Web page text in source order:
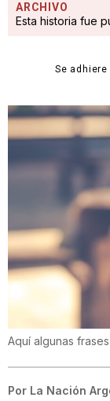
ARCHIVO
Esta historia fue
Se
Aquí algunas
Por La Nación